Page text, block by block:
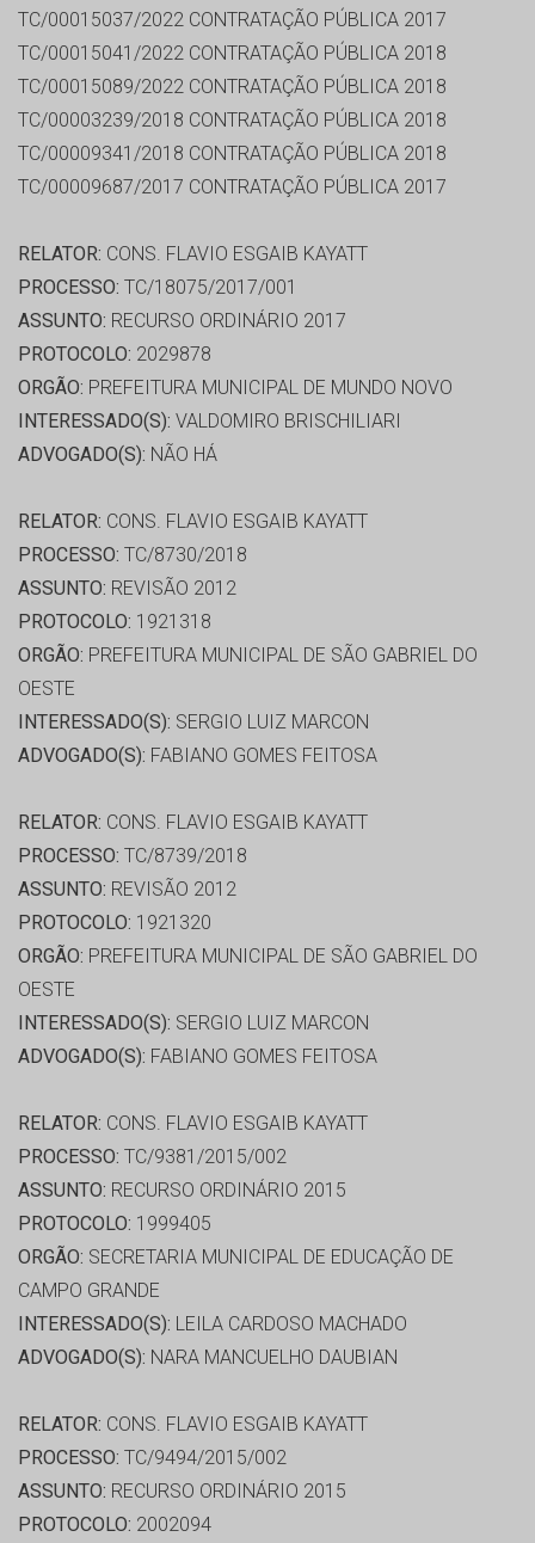
TC/00015037/2022 CONTRATAÇÃO PÚBLICA 2017
TC/00015041/2022 CONTRATAÇÃO PÚBLICA 2018
TC/00015089/2022 CONTRATAÇÃO PÚBLICA 2018
TC/00003239/2018 CONTRATAÇÃO PÚBLICA 2018
TC/00009341/2018 CONTRATAÇÃO PÚBLICA 2018
TC/00009687/2017 CONTRATAÇÃO PÚBLICA 2017
RELATOR: CONS. FLAVIO ESGAIB KAYATT
PROCESSO: TC/18075/2017/001
ASSUNTO: RECURSO ORDINÁRIO 2017
PROTOCOLO: 2029878
ORGÃO: PREFEITURA MUNICIPAL DE MUNDO NOVO
INTERESSADO(S): VALDOMIRO BRISCHILIARI
ADVOGADO(S): NÃO HÁ
RELATOR: CONS. FLAVIO ESGAIB KAYATT
PROCESSO: TC/8730/2018
ASSUNTO: REVISÃO 2012
PROTOCOLO: 1921318
ORGÃO: PREFEITURA MUNICIPAL DE SÃO GABRIEL DO
OESTE
INTERESSADO(S): SERGIO LUIZ MARCON
ADVOGADO(S): FABIANO GOMES FEITOSA
RELATOR: CONS. FLAVIO ESGAIB KAYATT
PROCESSO: TC/8739/2018
ASSUNTO: REVISÃO 2012
PROTOCOLO: 1921320
ORGÃO: PREFEITURA MUNICIPAL DE SÃO GABRIEL DO
OESTE
INTERESSADO(S): SERGIO LUIZ MARCON
ADVOGADO(S): FABIANO GOMES FEITOSA
RELATOR: CONS. FLAVIO ESGAIB KAYATT
PROCESSO: TC/9381/2015/002
ASSUNTO: RECURSO ORDINÁRIO 2015
PROTOCOLO: 1999405
ORGÃO: SECRETARIA MUNICIPAL DE EDUCAÇÃO DE
CAMPO GRANDE
INTERESSADO(S): LEILA CARDOSO MACHADO
ADVOGADO(S): NARA MANCUELHO DAUBIAN
RELATOR: CONS. FLAVIO ESGAIB KAYATT
PROCESSO: TC/9494/2015/002
ASSUNTO: RECURSO ORDINÁRIO 2015
PROTOCOLO: 2002094